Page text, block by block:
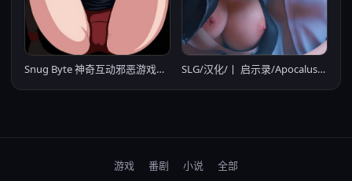
Snug Byte 神奇互动邪恶游戏合集 2B+惠乃果+萨姆斯+小美code - Mission Delay【PC10月】 SLG/汉化/丨 启示录/Apocalust Ver0.09 AI汉化 【20250723】
游戏 番剧 小说 全部